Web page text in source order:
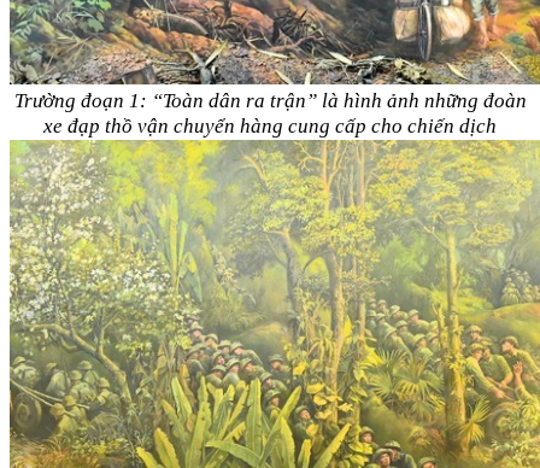
Trường đoạn 1: “Toàn dân ra trận” là hình ảnh những đoàn
xe đạp thồ vận chuyển hàng cung cấp cho chiến dịch